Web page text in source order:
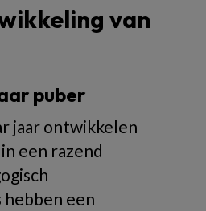
van
puber
jaar ontwikkelen
een razend
een